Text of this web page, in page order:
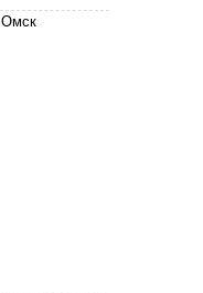
Омск